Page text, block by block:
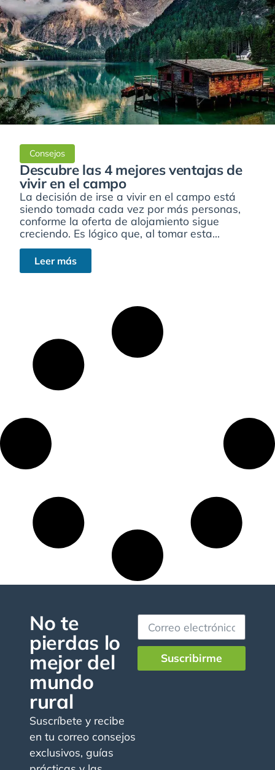
Consejos
Descubre las 4 mejores ventajas de
vivir en el campo
La decisión de irse a vivir en el campo está
siendo tomada cada vez por más personas,
conforme la oferta de alojamiento sigue
creciendo. Es lógico que, al tomar esta...
Leer más
No te
pierdas lo
mejor del
mundo
rural
Suscríbete y recibe
en tu correo consejos
exclusivos, guías
Suscribirme